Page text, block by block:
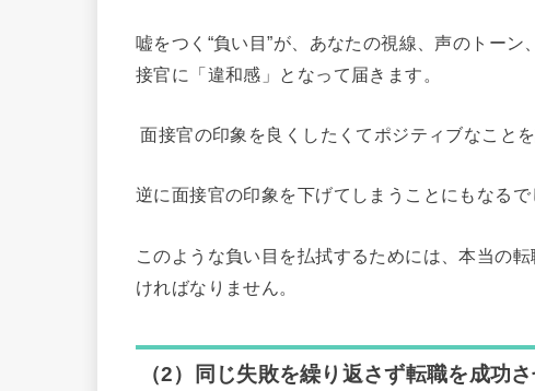
嘘をつく“負い目”が、あなたの視線、声のトー
接官に「違和感」となって届きます。
面接官の印象を良くしたくてポジティブなこと
逆に面接官の印象を下げてしまうことにもなるで
このような負い目を払拭するためには、本当の
ければなりません。
（2）同じ失敗を繰り返さず転職を成功